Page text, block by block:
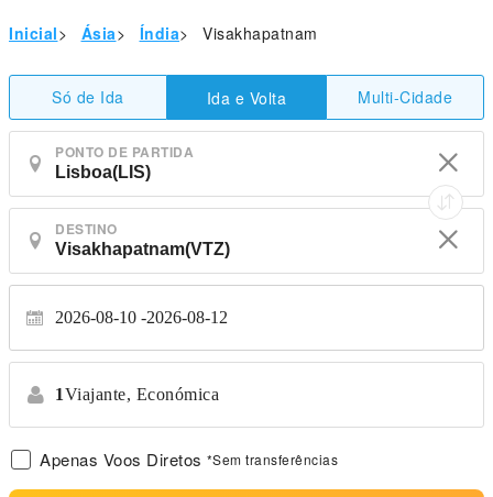
Inicial> Ásia> Índia> Visakhapatnam
Só de Ida Ida e Volta Multi-Cidade
PONTO DE PARTIDA
DESTINO
2026-08-10 2026-08-12
1Viajante, Económica
Apenas Voos Diretos *Sem transferências